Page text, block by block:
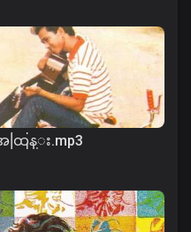
ထြန္း.mp3